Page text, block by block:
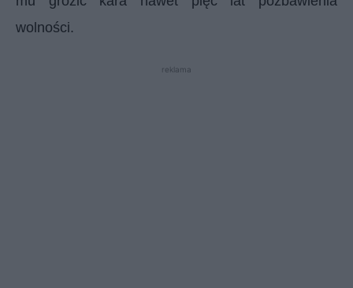
wolności.
reklama